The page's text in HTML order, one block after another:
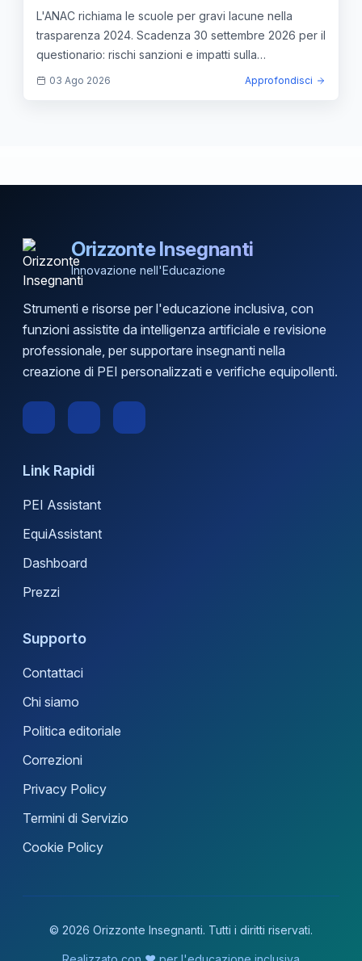
settembre
L'ANAC richiama le scuole per gravi lacune nella
trasparenza 2024. Scadenza 30 settembre 2026 per il
questionario: rischi sanzioni e impatti sulla
retribuzione.
03 Ago 2026 Approfondisci
Orizzonte Insegnanti
Innovazione nell'Educazione
Strumenti e risorse per l'educazione inclusiva, con
funzioni assistite da intelligenza artificiale e revisione
professionale, per supportare insegnanti nella
creazione di PEI personalizzati e verifiche equipollenti.
Link Rapidi
PEI Assistant
EquiAssistant
Dashboard
Prezzi
Supporto
Contattaci
Chi siamo
Politica editoriale
Correzioni
Privacy Policy
Termini di Servizio
Cookie Policy
© 2026 Orizzonte Insegnanti. Tutti i diritti riservati.